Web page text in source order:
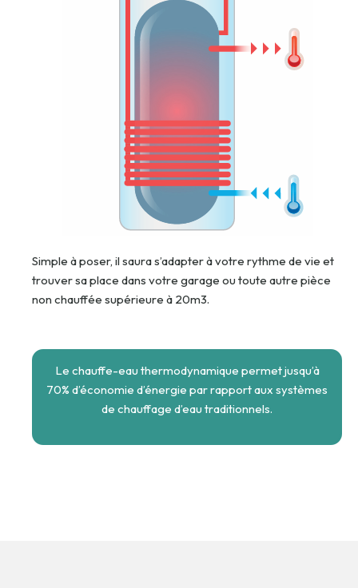
Simple à poser, il saura s’adapter à votre rythme de vie et
trouver sa place dans votre garage ou toute autre pièce
non chauffée supérieure à 20m3.
Le chauffe-eau thermodynamique permet jusqu’à
70% d’économie d’énergie par rapport aux systèmes
de chauffage d’eau traditionnels.